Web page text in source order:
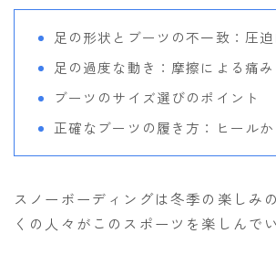
NITRO
NORTHWAVE
RIDE
足の形状とブーツの不一致：圧
足の過度な動き：摩擦による痛み
ブーツのサイズ選びのポイント
正確なブーツの履き方：ヒール
スノーボーディングは冬季の楽しみ
くの人々がこのスポーツを楽しんで